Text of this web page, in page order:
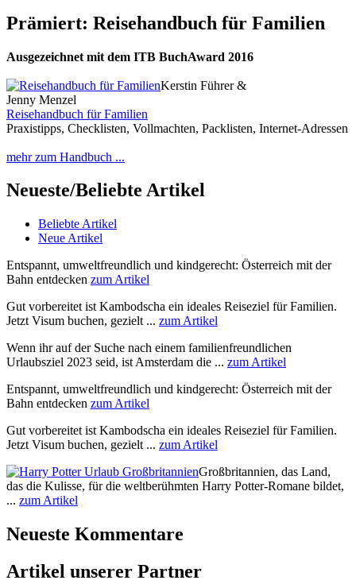
Prämiert: Reisehandbuch für Familien
Ausgezeichnet mit dem ITB BuchAward 2016
Kerstin Führer &
Jenny Menzel
Reisehandbuch für Familien
Praxistipps, Checklisten, Vollmachten, Packlisten, Internet-Adressen
mehr zum Handbuch ...
Neueste/Beliebte Artikel
Beliebte Artikel
Neue Artikel
Entspannt, umweltfreundlich und kindgerecht: Österreich mit der
Bahn entdecken zum Artikel
Gut vorbereitet ist Kambodscha ein ideales Reiseziel für Familien.
Jetzt Visum buchen, gezielt ... zum Artikel
Wenn ihr auf der Suche nach einem familienfreundlichen
Urlaubsziel 2023 seid, ist Amsterdam die ... zum Artikel
Entspannt, umweltfreundlich und kindgerecht: Österreich mit der
Bahn entdecken zum Artikel
Gut vorbereitet ist Kambodscha ein ideales Reiseziel für Familien.
Jetzt Visum buchen, gezielt ... zum Artikel
Großbritannien, das Land,
das die Kulisse, für die weltberühmten Harry Potter-Romane bildet,
... zum Artikel
Neueste Kommentare
Artikel unserer Partner